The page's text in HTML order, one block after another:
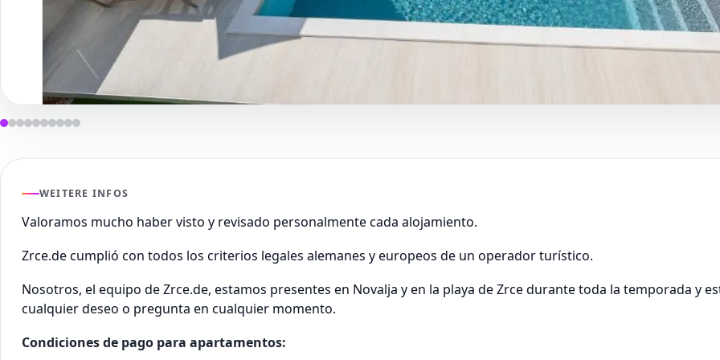
WEITERE INFOS
Valoramos mucho haber visto y revisado personalmente cada alojamiento.
Zrce.de cumplió con todos los criterios legales alemanes y europeos de un operador turístico.
Nosotros, el equipo de Zrce.de, estamos presentes en Novalja y en la playa de Zrce durante toda la temporada y
cualquier deseo o pregunta en cualquier momento.
Condiciones de pago para apartamentos: